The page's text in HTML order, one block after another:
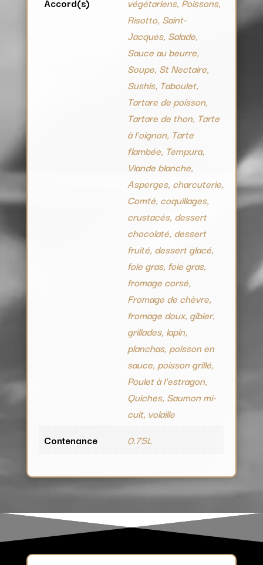
Risotto, Saint-
Jacques, Salade,
Sauce au beurre,
Soupe, St Nectaire,
Sushis, Taboulet,
Tartare de poisson,
Tartare de thon, Tarte
à l'oignon, Tarte
flambée, Tempura,
Viande blanche,
Asperges, charcuterie,
Comté, coquillages,
crustacés, dessert
chocolaté, dessert
fruité, dessert glacé,
foie gras, foie gras,
fromage corsé,
Fromage de chèvre,
fromage doux, gibier,
grillades, lapin,
planchas, poisson en
sauce, poisson grillé,
Poulet à l'estragon,
Quiches, Saumon mi-
cuit, volaille
Contenance
0.75L